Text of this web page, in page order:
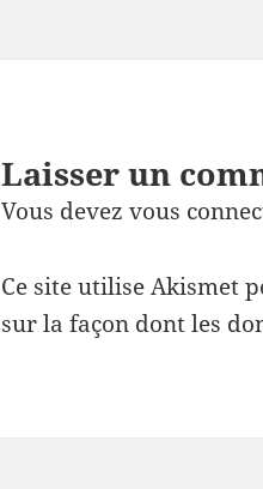
Laisser un
Vous devezvous
Ce site utilise Akismet
sur la façon dont les